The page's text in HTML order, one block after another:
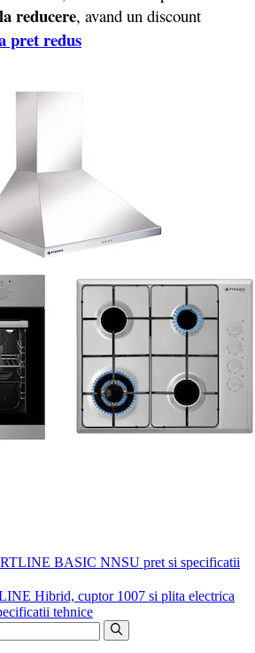
la reducere, avand un discount
pret redus
BASIC NNSU pret si specificatii
Hibrid, cuptor 1007 si plita electrica
tehnice